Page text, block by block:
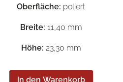
Oberfläche: poliert
Breite: 11,40 mm
Höhe: 23,30 mm
In den Warenkorb